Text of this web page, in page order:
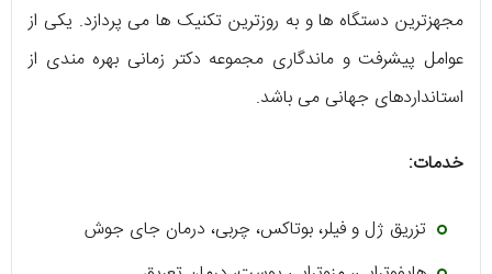
مجهزترین دستگاه‌ ها و به روزترین تکنیک‌ ها می‌ پردازد. یکی از
عوامل پیشرفت و ماندگاری مجموعه‌ دکتر زمانی بهره‌ مندی از
استانداردهای جهانی می‌ باشد.
خدمات:
تزریق ژل و فیلر، بوتاکس، چربی، درمان جای جوش